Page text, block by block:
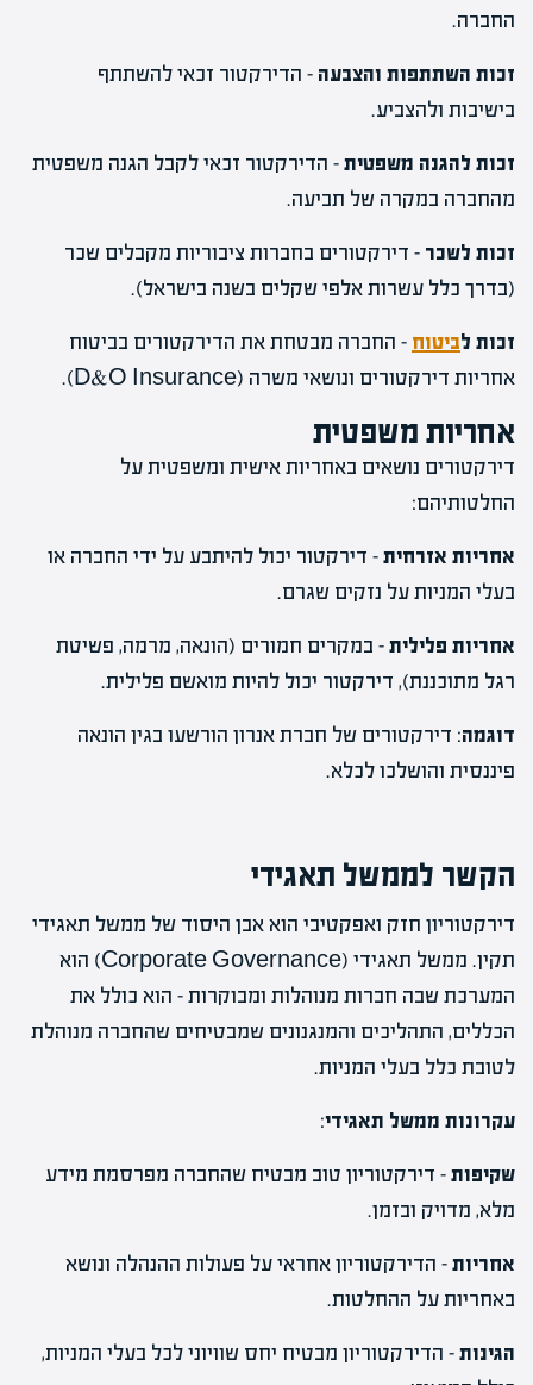
החברה.
זכות השתתפות והצבעה – הדירקטור זכאי להשתתף
בישיבות ולהצביע.
זכות להגנה משפטית– הדירקטור זכאי לקבל הגנה משפטית
מהחברה במקרה של תביעה.
זכות לשכר – דירקטורים בחברות ציבוריות מקבלים שכר
(בדרך כלל עשרות אלפי שקלים בשנה בישראל).
זכות לביטוח – החברה מבטחת את הדירקטורים בביטוח
אחריות דירקטורים ונושאי משרה (D&O Insurance).
אחריות משפטית
דירקטורים נושאים באחריות אישית ומשפטית על
החלטותיהם:
אחריות אזרחית– דירקטור יכול להיתבע על ידי החברה או
בעלי המניות על נזקים שגרם.
אחריות פלילית– במקרים חמורים (הונאה, מרמה, פשיטת
רגל מתוכננת), דירקטור יכול להיות מואשם פלילית.
דוגמה: דירקטורים של חברת אנרון הורשעו בגין הונאה
פיננסית והושלכו לכלא.
הקשר לממשל תאגידי
דירקטוריון חזק ואפקטיבי הוא אבן היסוד של ממשל תאגידי
תקין. ממשל תאגידי (Corporate Governance) הוא
המערכת שבה חברות מנוהלות ומבוקרות – הוא כולל את
הכללים, התהליכים והמנגנונים שמבטיחים שהחברה מנוהלת
לטובת כלל בעלי המניות.
עקרונות ממשל תאגידי:
שקיפות– דירקטוריון טוב מבטיח שהחברה מפרסמת מידע
מלא, מדויק ובזמן.
אחריות– הדירקטוריון אחראי על פעולות ההנהלה ונושא
באחריות על ההחלטות.
הגינות– הדירקטוריון מבטיח יחס שוויוני לכל בעלי המניות,